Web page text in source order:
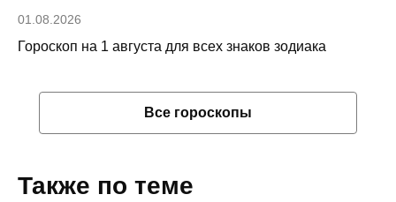
01.08.2026
Гороскоп на 1 августа для всех знаков зодиака
Все гороскопы
Также по теме